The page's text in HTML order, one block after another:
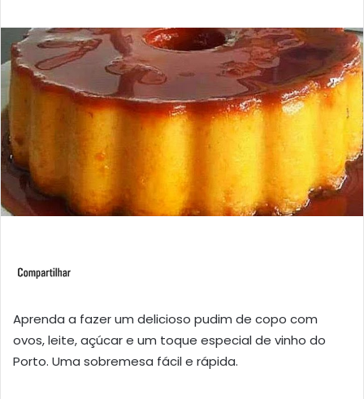
Aprenda a fazer um delicioso pudim de copo com
ovos, leite, açúcar e um toque especial de vinho do
Porto. Uma sobremesa fácil e rápida.